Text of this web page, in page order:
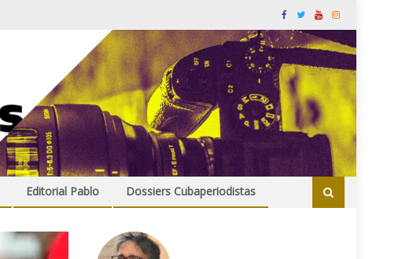
Editorial Pablo Dossiers Cubaperiodistas